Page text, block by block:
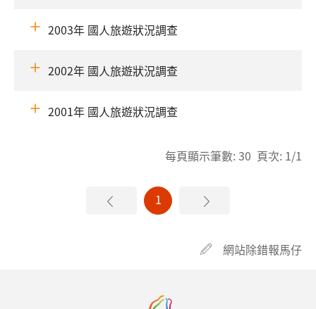
2003年 國人旅遊狀況調查
2002年 國人旅遊狀況調查
2001年 國人旅遊狀況調查
每頁顯示筆數: 30 頁次: 1/1
1
網站除錯報馬仔